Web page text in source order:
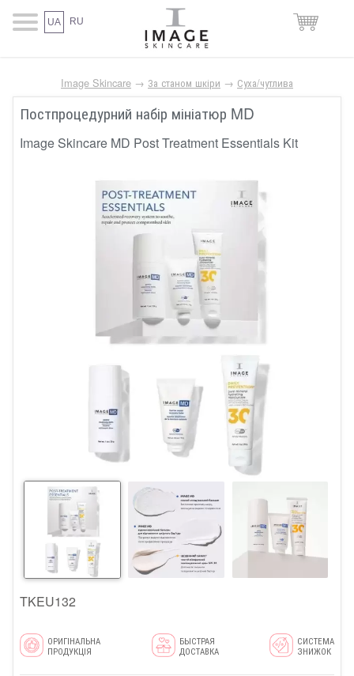
UA RU
Image Skincare → За станом шкіри → Суха/чутлива
Постпроцедурний набір мініатюр MD
Image Skincare MD Post Treatment Essentials Kit
TKEU132
ОРИГІНАЛЬНА
ПРОДУКЦІЯ
БЫСТРАЯ
ДОСТАВКА
СИСТЕМА
ЗНИЖОК